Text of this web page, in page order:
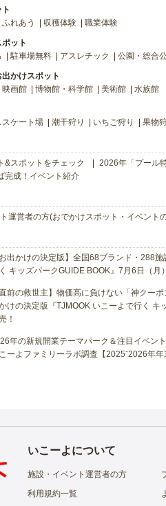
れあう 収穫体験 職業体験
ット
駐車場無料 アスレチック 公園・総合
かけスポット
映画館 博物館・科学館 美術館 水族館
スケート場 潮干狩り いちご狩り 果物
&スポットをチェック
2026年「プール
完成！イベント紹介
運営者の方(おでかけスポット・イベント
お出かけの決定版】全国68ブランド・288
キッズパークGUIDE BOOK』7月6日（月
直前の救世主】物価高に負けない「神クー
けの決定版『TJMOOK いこーよで行く キ
！
年の新規開業テーマパーク＆注目イベ
ーよファミリーラボ調査【2025⁻2026年
いこーよについて
施設・イベント運営者の方
利用規約一覧